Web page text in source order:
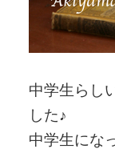
中学生らし
した♪
中学生にな